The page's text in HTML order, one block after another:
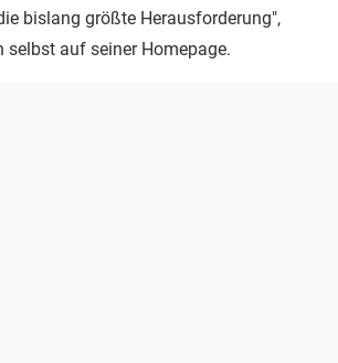
bislang größte Herausforderung",
selbst auf seiner Homepage.